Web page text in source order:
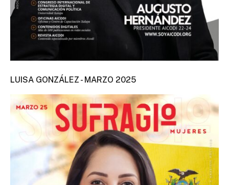
LUISA GONZÁLEZ - MARZO 2025